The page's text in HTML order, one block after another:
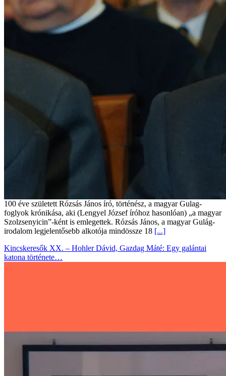
100 éve született Rózsás János író, történész, a magyar Gulag-
foglyok krónikása, aki (Lengyel József íróhoz hasonlóan) „a magyar
Szolzsenyicin”-ként is emlegettek. Rózsás János, a magyar Gulág-
irodalom legjelentősebb alkotója mindössze 18 [...]
Kincskeresők XX. – Hohler Dávid, Gazdag Máté: Egy galántai
katona története…